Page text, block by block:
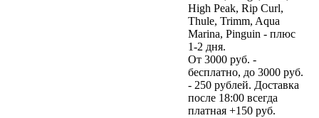
High Peak, Rip Curl,
Thule, Trimm, Aqua
Marina, Pinguin - плюс
1-2 дня.
От 3000 руб. -
бесплатно, до 3000 руб.
- 250 рублей. Доставка
после 18:00 всегда
платная +150 руб.